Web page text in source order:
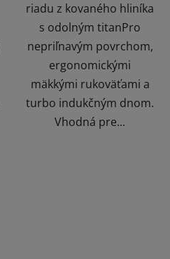
riadu z kovaného hliníka
s odolným titanPro
nepriľnavým povrchom,
ergonomickými
mäkkými rukoväťami a
turbo indukčným dnom.
Vhodná pre...